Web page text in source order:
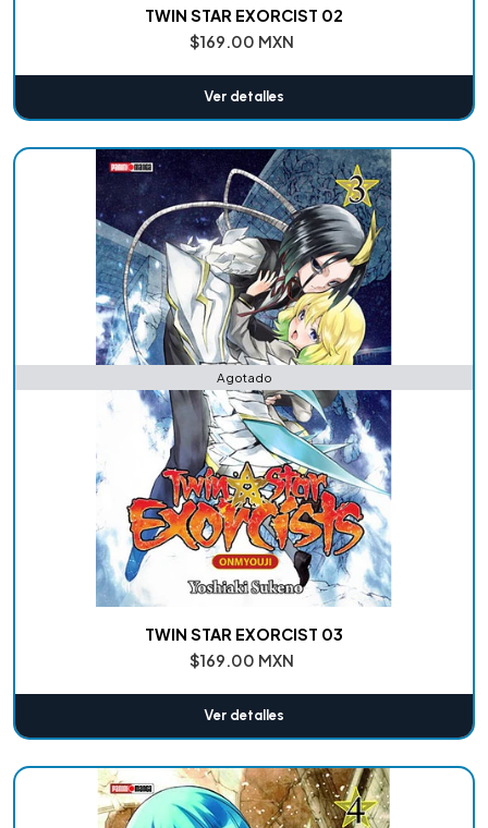
TWIN STAR EXORCIST 02
$169.00 MXN
Ver detalles
Agotado
TWIN STAR EXORCIST 03
$169.00 MXN
Ver detalles